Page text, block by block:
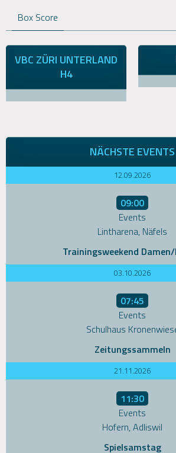
Box Score
VBC ZÜRI UNTERLAND
H4
NÄCHSTE EVENTS
12.09.2026
09:00
Events
Lintharena, Näfels
Trainingsweekend
03.10.2026
07:45
Events
Schulhaus
Zeitungssammeln
21.11.2026
11:30
Events
Hofern, Adliswil
Spielsamstag